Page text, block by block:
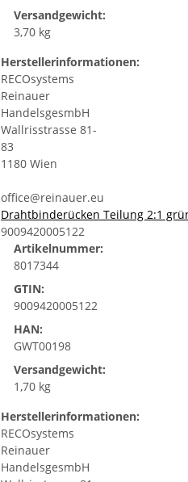
Versandgewicht:
3,70 kg
Herstellerinformationen:
RECOsystems
Reinauer
HandelsgesmbH
Wallrisstrasse 81-
83
1180 Wien
office@reinauer.eu
Drahtbinderücken Teilung 2:1
9009420005122
Artikelnummer:
8017344
GTIN:
9009420005122
HAN:
GWT00198
Versandgewicht:
1,70 kg
Herstellerinformationen:
RECOsystems
Reinauer
HandelsgesmbH